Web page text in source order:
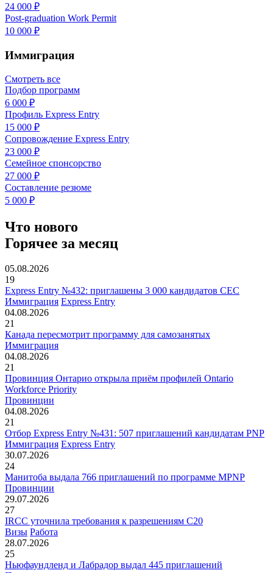
24 000 ₽
Post-graduation Work Permit
10 000 ₽
Иммиграция
Смотреть все
Подбор программ
6 000 ₽
Профиль Express Entry
15 000 ₽
Сопровождение Express Entry
23 000 ₽
Семейное спонсорство
27 000 ₽
Составление резюме
5 000 ₽
Что нового
Горячее за месяц
05.08.2026
19
Express Entry №432: приглашены 3 000 кандидатов CEC
Иммиграция Express Entry
04.08.2026
21
Канада пересмотрит программу для самозанятых
Иммиграция
04.08.2026
21
Провинция Онтарио открыла приём профилей Ontario
Workforce Priority
Провинции
04.08.2026
21
Отбор Express Entry №431: 507 приглашений кандидатам PNP
Иммиграция Express Entry
30.07.2026
24
Манитоба выдала 766 приглашений по программе MPNP
Провинции
29.07.2026
27
IRCC уточнила требования к разрешениям C20
Визы Работа
28.07.2026
25
Ньюфаундленд и Лабрадор выдал 445 приглашений